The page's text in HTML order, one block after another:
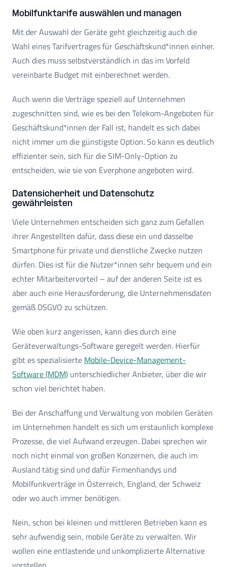
Mobilfunktarife auswählen und managen
Mit der Auswahl der Geräte geht gleichzeitig auch die
Wahl eines Tarifvertrages für Geschäftskund*innen einher.
Auch dies muss selbstverständlich in das im Vorfeld
vereinbarte Budget mit einberechnet werden.
Auch wenn die Verträge speziell auf Unternehmen
zugeschnitten sind, wie es bei den Telekom-Angeboten für
Geschäftskund*innen der Fall ist, handelt es sich dabei
nicht immer um die günstigste Option. So kann es deutlich
effizienter sein, sich für die SIM-Only-Option zu
entscheiden, wie sie von Everphone angeboten wird.
Datensicherheit und Datenschutz
gewährleisten
Viele Unternehmen entscheiden sich ganz zum Gefallen
ihrer Angestellten dafür, dass diese ein und dasselbe
Smartphone für private und dienstliche Zwecke nutzen
dürfen. Dies ist für die Nutzer*innen sehr bequem und ein
echter Mitarbeitervorteil – auf der anderen Seite ist es
aber auch eine Herausforderung, die Unternehmensdaten
gemäß DSGVO zu schützen.
Wie oben kurz angerissen, kann dies durch eine
Geräteverwaltungs-Software geregelt werden. Hierfür
gibt es spezialisierte Mobile-Device-Management-
Software (MDM) unterschiedlicher Anbieter, über die wir
schon viel berichtet haben.
Bei der Anschaffung und Verwaltung von mobilen Geräten
im Unternehmen handelt es sich um erstaunlich komplexe
Prozesse, die viel Aufwand erzeugen. Dabei sprechen wir
noch nicht einmal von großen Konzernen, die auch im
Ausland tätig sind und dafür Firmenhandys und
Mobilfunkverträge in Österreich, England, der Schweiz
oder wo auch immer benötigen.
Nein, schon bei kleinen und mittleren Betrieben kann es
sehr aufwendig sein, mobile Geräte zu verwalten. Wir
wollen eine entlastende und unkomplizierte Alternative